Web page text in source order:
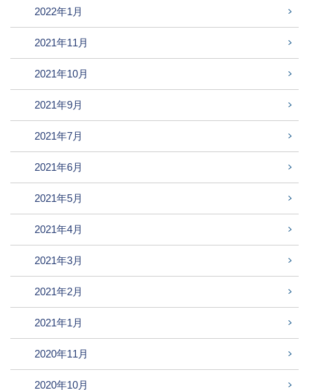
2022年1月
2021年11月
2021年10月
2021年9月
2021年7月
2021年6月
2021年5月
2021年4月
2021年3月
2021年2月
2021年1月
2020年11月
2020年10月